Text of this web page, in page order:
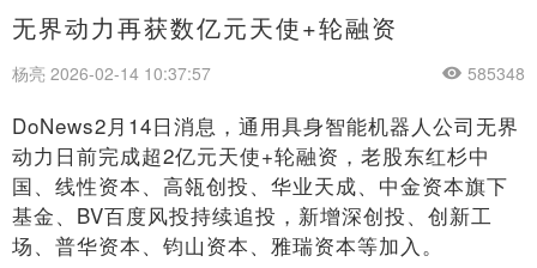
无界动力再获数亿元天使+轮融资
杨亮 2026-02-14 10:37:57 585348
DoNews2月14日消息，通用具身智能机器人公司无界
动力日前完成超2亿元天使+轮融资，老股东红杉中
国、线性资本、高瓴创投、华业天成、中金资本旗下
基金、BV百度风投持续追投，新增深创投、创新工
场、普华资本、钧山资本、雅瑞资本等加入。